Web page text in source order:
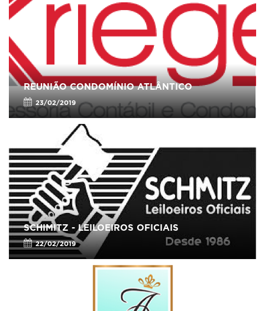
REUNIÃO CONDOMÍNIO ATLÂNTICO
23/02/2019
SCHIMITZ - LEILOEIROS OFICIAIS
22/02/2019